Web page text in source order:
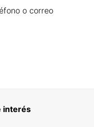
o correo
interés